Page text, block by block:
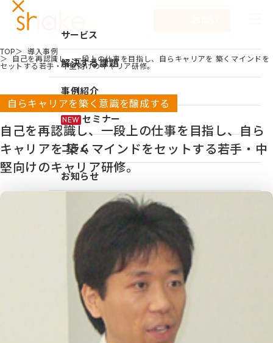
サービス
サービスTOP
キャリア自律
研修
仕組み作り
新入社員研修
組織づくり
成果を出す仕事の進め方
育成体系構築
シェイクの強み
カスタマイズ研修
サービス紹介動画
解決する課題
事例紹介
NEW セミナー
コラム
お知らせ
企業情報TOP
企業情報
シェイクの価値観
代表メッセージ
メンバーのご紹介
採用情報
資料ダウンロード
お問い合わせ
TOP
導入事例
自己を再認識し、一段上の仕事を目指し、自らキャリアを 築くマインドを
セットする若手・中堅向けのキャリア研修。
自らキャリアを築く意識を醸成する
自己を再認識し、一段上の仕事を目指し、自ら
キャリアを 築くマインドをセットする若手・中
堅向けのキャリア研修。